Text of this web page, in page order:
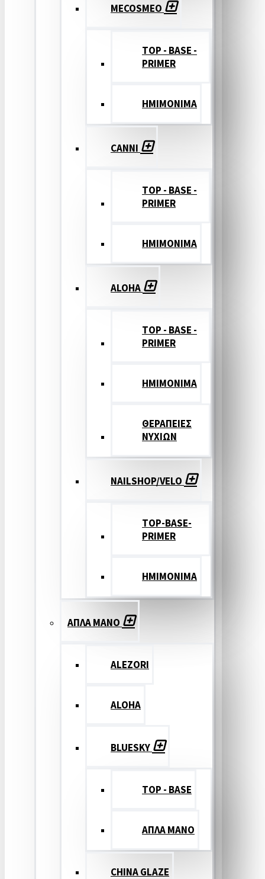
MECOSMEO
TOP - BASE -
PRIMER
ΗΜΙΜΟΝΙΜΑ
CANNI
TOP - BASE -
PRIMER
ΗΜΙΜΟΝΙΜΑ
ALOHA
TOP - BASE -
PRIMER
ΗΜΙΜΟΝΙΜΑ
ΘΕΡΑΠΕΙΕΣ
ΝΥΧΙΩΝ
NAILSHOP/VELO
TOP-BASE-
PRIMER
ΗΜΙΜΟΝΙΜΑ
ΑΠΛΑ ΜΑΝΟ
ALEZORI
ALOHA
BLUESKY
TOP - BASE
ΑΠΛΑ ΜΑΝΟ
CHINA GLAZE